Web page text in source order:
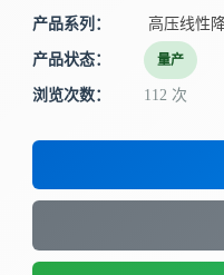
产品系列：
高压线性
产品状态： 量产
浏览次数： 112 次